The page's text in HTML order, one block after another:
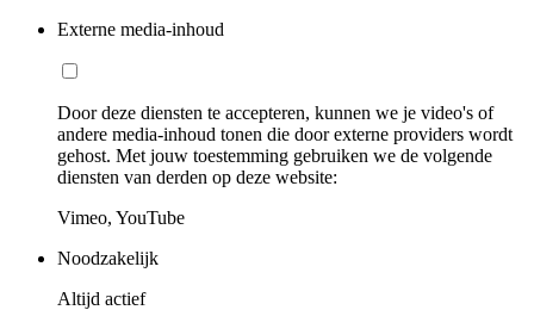
Externe media-inhoud
Door deze diensten te accepteren, kunnen we je video's of
andere media-inhoud tonen die door externe providers wordt
gehost. Met jouw toestemming gebruiken we de volgende
diensten van derden op deze website:
Vimeo, YouTube
Noodzakelijk
Altijd actief